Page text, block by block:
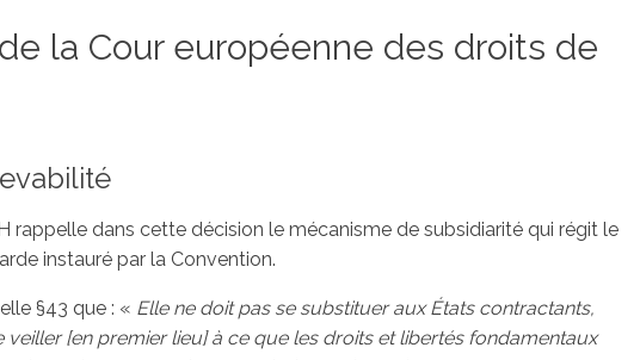
la Cour européenne des droits de
rappelle dans cette décision le mécanisme de subsidiarité qui régit le
instauré par la Convention.
§43 que : « Elle ne doit pas se substituer aux États contractants,
[en premier lieu] à ce que les droits et libertés fondamentaux